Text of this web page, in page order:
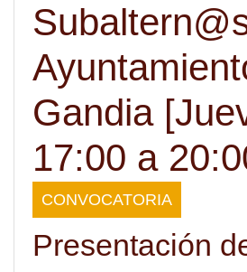
Gandia
17:00 a
CONVOCATORIA
Presentación